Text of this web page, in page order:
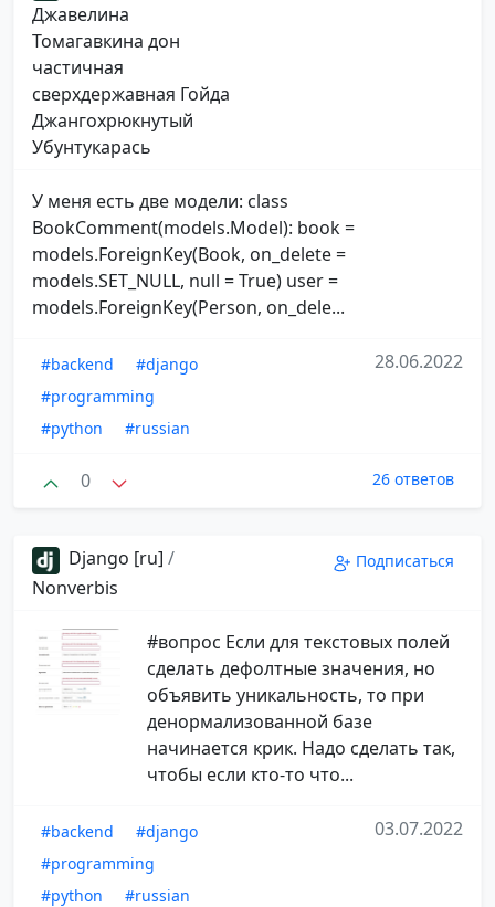
Джавелина
Томагавкина дон
частичная
сверхдержавная Гойда
Джангохрюкнутый
Убунтукарась
У меня есть две модели: class
BookComment(models.Model): book =
models.ForeignKey(Book, on_delete =
models.SET_NULL, null = True) user =
models.ForeignKey(Person, on_dele...
#backend
#django
#programming
#python
#russian
28.06.2022
0 26 ответов
Django [ru] /
Nonverbis
Подписаться
#вопрос Если для текстовых полей
сделать дефолтные значения, но
объявить уникальность, то при
денормализованной базе
начинается крик. Надо сделать так,
чтобы если кто-то что...
#backend
#django
#programming
#python
#russian
03.07.2022